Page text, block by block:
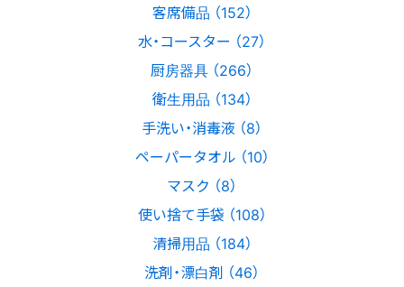
客席備品 （152）
水・コースター （27）
厨房器具 （266）
衛生用品 （134）
手洗い・消毒液 （8）
ペーパータオル （10）
マスク （8）
使い捨て手袋 （108）
清掃用品 （184）
洗剤・漂白剤 （46）